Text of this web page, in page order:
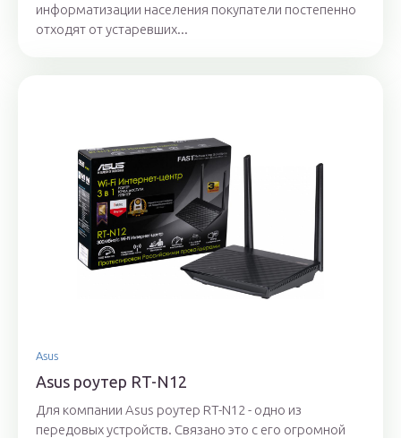
информатизации населения покупатели постепенно
отходят от устаревших...
Asus
Asus роутер RT-N12
Для компании Asus роутер RT-N12 - одно из
передовых устройств. Связано это с его огромной